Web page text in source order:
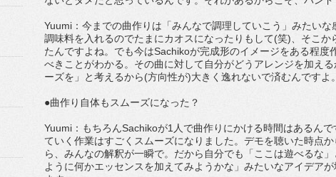
Yuumi：今までの曲作りは「みんなで調理していこう」みたい
調味料を入れるのでたまにカオスになったりもして(笑)、そこ
たんですよね。でも今はSachikoが完成形のイメージをある程度
べきことがわかる。その曲に対して自分がどうアレンジを加え
ーズを」と考えるから(方向性が)大きく逸れないで済むんですよ。
●曲作り自体もスムーズになった？
Yuumi：もちろんSachikoが1人で曲作りにかける時間はあるん
ていく作業はすごくスムーズになりました。デモを聴いた時点
ら、みんなの解釈が一瞬で。だから自分でも「ここは遊べるな
ように何かエッセンスを加えてみようかな」みたいなアイデア